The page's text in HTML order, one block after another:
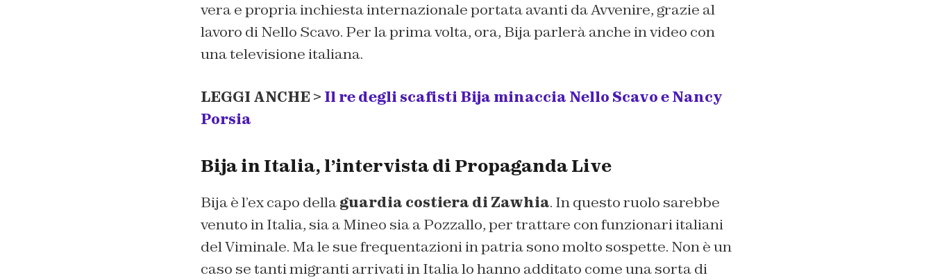
vera e propria inchiesta internazionale portata avanti daAvvenire, grazie al
lavoro di Nello Scavo. Per la prima volta, ora, Bija parlerà anche in video con
una televisione italiana.
LEGGI ANCHE > Il re degli scafisti Bija minaccia Nello Scavo e Nancy
Porsia
Bija in Italia, l’intervista di Propaganda Live
Bija è l’ex capo dellaguardia costiera di Zawhia. In questo ruolo sarebbe
venuto in Italia, sia a Mineo sia a Pozzallo, per trattare con funzionari italiani
del Viminale. Ma le sue frequentazioni in patria sono molto sospette. Non è un
caso se tanti migranti arrivati in Italia lo hanno additato come una sorta di